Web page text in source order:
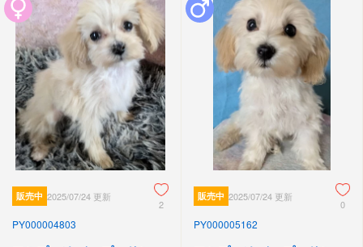
販売中 2025/07/24 更新
2
PY000004803
販売中 2025/07/24 更新
0
PY000005162